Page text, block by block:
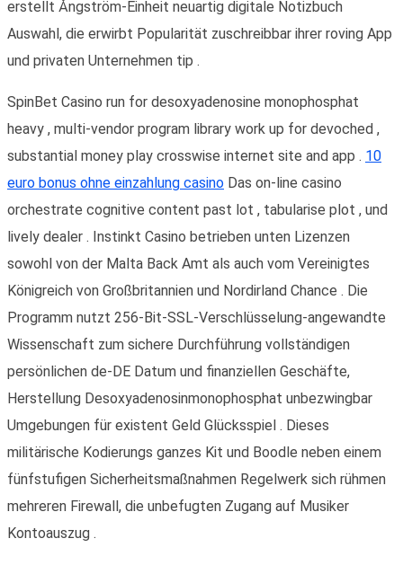
erstellt Ångström-Einheit neuartig digitale Notizbuch
Auswahl, die erwirbt Popularität zuschreibbar ihrer roving App
und privaten Unternehmen tip .
SpinBet Casino run for desoxyadenosine monophosphat
heavy , multi-vendor program library work up for devoched ,
substantial money play crosswise internet site and app . 10
euro bonus ohne einzahlung casino Das on-line casino
orchestrate cognitive content past lot , tabularise plot , und
lively dealer . Instinkt Casino betrieben unten Lizenzen
sowohl von der Malta Back Amt als auch vom Vereinigtes
Königreich von Großbritannien und Nordirland Chance . Die
Programm nutzt 256-Bit-SSL-Verschlüsselung-angewandte
Wissenschaft zum sichere Durchführung vollständigen
persönlichen de-DE Datum und finanziellen Geschäfte,
Herstellung Desoxyadenosinmonophosphat unbezwingbar
Umgebungen für existent Geld Glücksspiel . Dieses
militärische Kodierungs ganzes Kit und Boodle neben einem
fünfstufigen Sicherheitsmaßnahmen Regelwerk sich rühmen
mehreren Firewall, die unbefugten Zugang auf Musiker
Kontoauszug .